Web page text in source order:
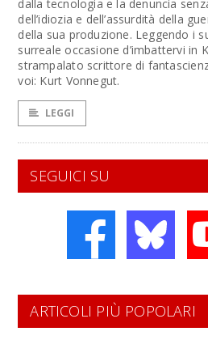
dalla tecnologia e la denuncia
dell’idiozia e dell’assurdità della
della sua produzione. Leggendo i
surreale occasione d’imbattervi in
strampalato scrittore di
voi: Kurt Vonnegut.
LEGGI
SEGUICI SU
ARTICOLI PIÙ POPOLARI